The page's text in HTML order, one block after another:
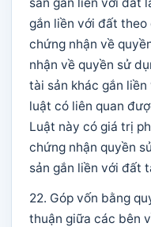
gắn liền với đất
chứng nhận về
nhận về quyền sử
tài sản khác gắn
luật có liên quan
Luật này có giá trị
chứng nhận quyền
sản gắn liền với đất
22. Góp vốn bằng
thuận giữa các bên